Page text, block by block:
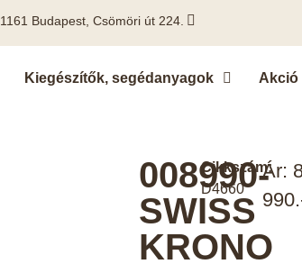
1161 Budapest, Csömöri út 224.
Kiegészítők, segédanyagok Akció
008990-
SWISS
KRONO
Cikkszám:
D4660
Ár: